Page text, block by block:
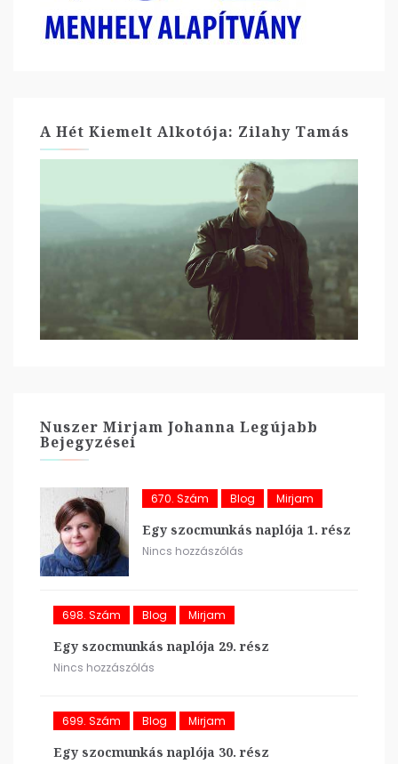
A Hét Kiemelt Alkotója: Zilahy Tamás
Nuszer Mirjam Johanna Legújabb
Bejegyzései
670. Szám Blog Mirjam
Egy szocmunkás naplója 1. rész
Nincs hozzászólás
698. Szám Blog Mirjam
Egy szocmunkás naplója 29. rész
Nincs hozzászólás
699. Szám Blog Mirjam
Egy szocmunkás naplója 30. rész